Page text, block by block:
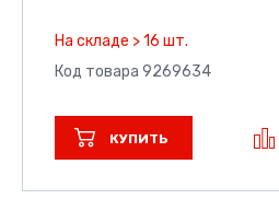
На складе > 16 шт.
Код товара 9269634
КУПИТЬ